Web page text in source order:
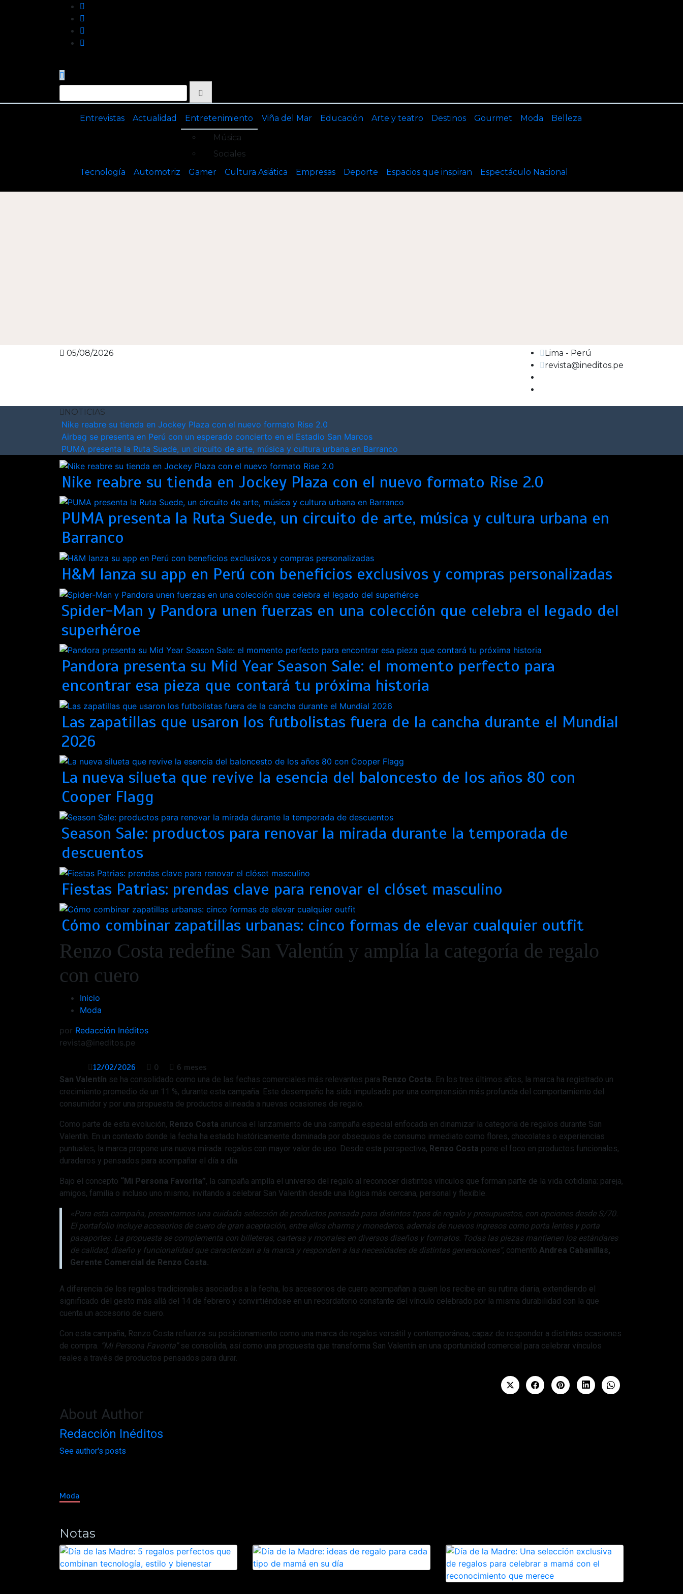
Entrevistas Actualidad
Entretenimiento
Música
Sociales
Viña del Mar Educación Arte y teatro Destinos Gourmet Moda Belleza
Tecnología Automotriz Gamer Cultura Asiática Empresas Deporte Espacios que inspiran Espectáculo Nacional
05/08/2026
Lima - Perú
revista@ineditos.pe
NOTICIAS
Nike reabre su tienda en Jockey Plaza con el nuevo formato Rise 2.0
Airbag se presenta en Perú con un esperado concierto en el Estadio San Marcos
PUMA presenta la Ruta Suede, un circuito de arte, música y cultura urbana en Barranco
Nike reabre su tienda en Jockey Plaza con el nuevo formato Rise 2.0
PUMA presenta la Ruta Suede, un circuito de arte, música y cultura urbana en
Barranco
H&M lanza su app en Perú con beneficios exclusivos y compras personalizadas
Spider-Man y Pandora unen fuerzas en una colección que celebra el legado del
superhéroe
Pandora presenta su Mid Year Season Sale: el momento perfecto para
encontrar esa pieza que contará tu próxima historia
Las zapatillas que usaron los futbolistas fuera de la cancha durante el Mundial
2026
La nueva silueta que revive la esencia del baloncesto de los años 80 con
Cooper Flagg
Season Sale: productos para renovar la mirada durante la temporada de
descuentos
Fiestas Patrias: prendas clave para renovar el clóset masculino
Cómo combinar zapatillas urbanas: cinco formas de elevar cualquier outfit
Renzo Costa redefine San Valentín y amplía la categoría de regalo
con cuero
Inicio
Moda
por Redacción Inéditos
revista@ineditos.pe
12/02/2026 0 6 meses
San Valentín se ha consolidado como una de las fechas comerciales más relevantes para Renzo Costa. En los tres últimos años, la marca ha registrado un
crecimiento promedio de un 11 %, durante esta campaña. Este desempeño ha sido impulsado por una comprensión más profunda del comportamiento del
consumidor y por una propuesta de productos alineada a nuevas ocasiones de regalo.
Como parte de esta evolución, Renzo Costa anuncia el lanzamiento de una campaña especial enfocada en dinamizar la categoría de regalos durante San
Valentín. En un contexto donde la fecha ha estado históricamente dominada por obsequios de consumo inmediato como flores, chocolates o experiencias
puntuales, la marca propone una nueva mirada: regalos con mayor valor de uso. Desde esta perspectiva, Renzo Costa pone el foco en productos funcionales,
duraderos y pensados para acompañar el día a día.
Bajo el concepto “Mi Persona Favorita”, la campaña amplía el universo del regalo al reconocer distintos vínculos que forman parte de la vida cotidiana: pareja,
amigos, familia o incluso uno mismo, invitando a celebrar San Valentín desde una lógica más cercana, personal y flexible.
«Para esta campaña, presentamos una cuidada selección de productos pensada para distintos tipos de regalo y presupuestos, con opciones desde S/70.
El portafolio incluye accesorios de cuero de gran aceptación, entre ellos charms y monederos, además de nuevos ingresos como porta lentes y porta
pasaportes. La propuesta se complementa con billeteras, carteras y morrales en diversos diseños y formatos. Todas las piezas mantienen los estándares
de calidad, diseño y funcionalidad que caracterizan a la marca y responden a las necesidades de distintas generaciones”, comentó Andrea Cabanillas,
Gerente Comercial de Renzo Costa.
A diferencia de los regalos tradicionales asociados a la fecha, los accesorios de cuero acompañan a quien los recibe en su rutina diaria, extendiendo el
significado del gesto más allá del 14 de febrero y convirtiéndose en un recordatorio constante del vínculo celebrado por la misma durabilidad con la que
cuenta un accesorio de cuero.
Con esta campaña, Renzo Costa refuerza su posicionamiento como una marca de regalos versátil y contemporánea, capaz de responder a distintas ocasiones
de compra. “Mi Persona Favorita”se consolida, así como una propuesta que transforma San Valentín en una oportunidad comercial para celebrar vínculos
reales a través de productos pensados para durar.
About Author
Redacción Inéditos
See author's posts
Moda
Notas